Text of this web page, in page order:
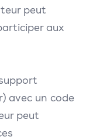
peut
aux
avec un code
peut